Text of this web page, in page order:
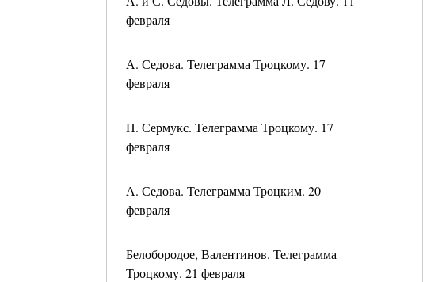
февраля
А. Седова. Телеграмма Троцкому. 17
февраля
Н. Сермукс. Телеграмма Троцкому. 17
февраля
А. Седова. Телеграмма Троцким. 20
февраля
Белобородое, Валентинов. Телеграмма
Троцкому. 21 февраля